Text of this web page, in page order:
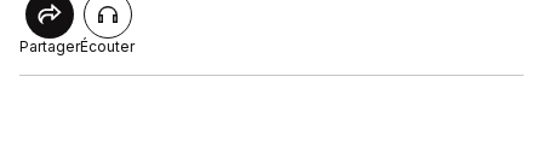
PartagerÉcouter